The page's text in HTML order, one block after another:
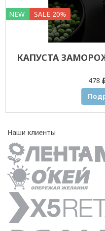
NEW SALE 20%
КАПУСТА
478
Наши клиенты